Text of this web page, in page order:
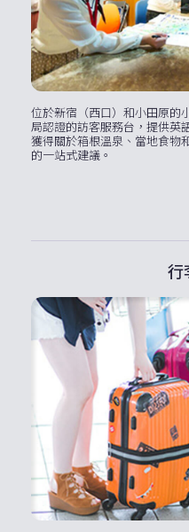
位於新宿（西口）和小田原的
局認證的訪客服務台，提供英
獲得關於箱根溫泉、當地食物
的一站式建議。
行